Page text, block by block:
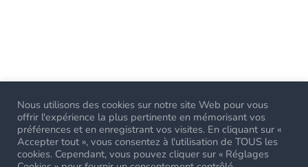
Nous utilisons des cookies sur notre site Web pour vous
offrir l'expérience la plus pertinente en mémorisant vos
préférences et en enregistrant vos visites. En cliquant sur «
Accepter tout », vous consentez à l'utilisation de TOUS les
cookies. Cependant, vous pouvez cliquer sur « Réglages